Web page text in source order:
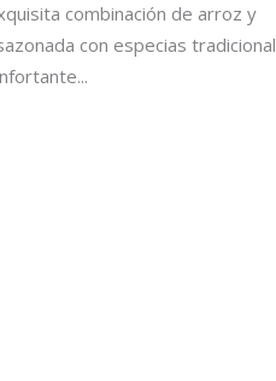
combinación de arroz y
con especias